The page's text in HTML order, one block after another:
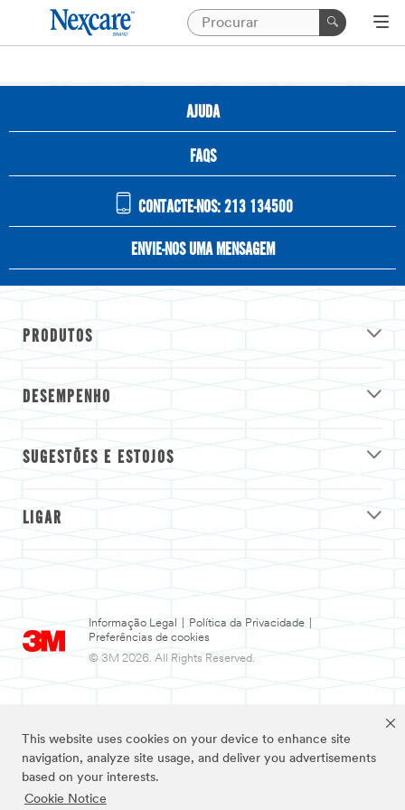
This website uses cookies on your device to enhance site
navigation, analyze site usage, and deliver you advertisements
based on your interests.
Cookie Notice
AJUDA
FAQS
CONTACTE-NOS: 213 134500
ENVIE-NOS UMA MENSAGEM
PRODUTOS
DESEMPENHO
SUGESTÕES E ESTOJOS
LIGAR
Informação Legal Política da Privacidade
Preferências de cookies
© 3M 2026. All Rights Reserved.